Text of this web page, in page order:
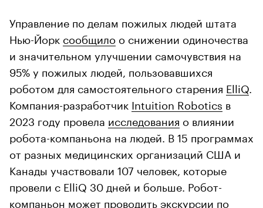
Управление по делам пожилых людей штата
Нью-Йорк сообщило о снижении одиночества
и значительном улучшении самочувствия на
95% у пожилых людей, пользовавшихся
роботом для самостоятельного старения ElliQ
Компания-разработчик Intuition Robotics в
2023 году провела исследования о влиянии
робота-компаньона на людей. В 15 программах
от разных медицинских организаций США и
Канады участвовали 107 человек, которые
провели с ElliQ 30 дней и больше. Робот-
компаньон может проводить экскурсии по